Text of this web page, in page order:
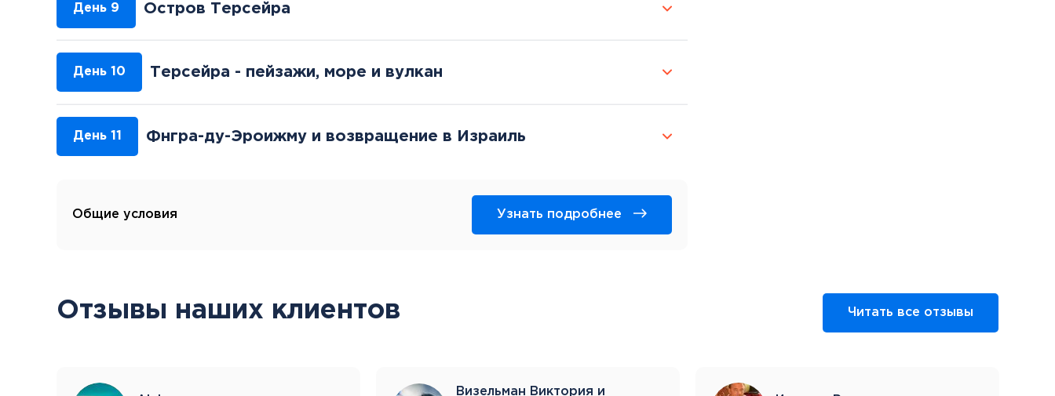
День 9 Остров Терсейра
День 10 Терсейра - пейзажи, море и вулкан
День 11 Фнгра-ду-Эроижму и возвращение в Израиль
Общие условия Узнать подробнее
Отзывы наших клиентов
Визельман Виктория и
Читать все отзывы